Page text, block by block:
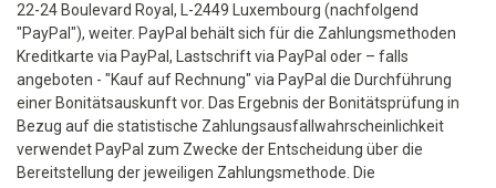
22-24 Boulevard Royal, L-2449 Luxembourg (nachfolgend
"PayPal"), weiter. PayPal behält sich für die Zahlungsmethoden
Kreditkarte via PayPal, Lastschrift via PayPal oder – falls
angeboten - "Kauf auf Rechnung" via PayPal die Durchführung
einer Bonitätsauskunft vor. Das Ergebnis der Bonitätsprüfung in
Bezug auf die statistische Zahlungsausfallwahrscheinlichkeit
verwendet PayPal zum Zwecke der Entscheidung über die
Bereitstellung der jeweiligen Zahlungsmethode. Die